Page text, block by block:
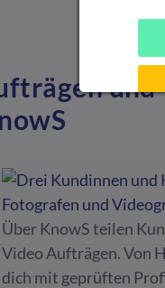
und
Über KnowS teilen
Video Aufträgen. Von
dich mit geprüften